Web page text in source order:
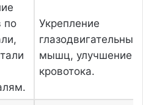
по
Укрепление
глазодвигательных
мышц, улучшение
кровотока.